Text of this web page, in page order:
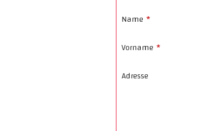
Name *
Vorname *
Adresse